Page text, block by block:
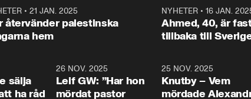
Mohamsson till svars.
•21 JAN. 2025
återvänder palestinska
hem
NYHETER• 16 JAN.
Ahmed, 40, är
tillbaka till
sälja
ha råd
26 NOV. 2025
Leif GW: ”Har hon
mördat pastor
25 NOV. 2025
Knutby – Vem
mördade